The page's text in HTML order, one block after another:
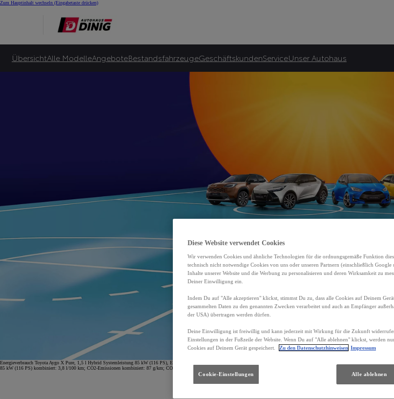
Zum Hauptinhalt wechseln (Eingabetaste drücken)
ÜbersichtAlle ModelleAngeboteBestandsfahrzeugeGeschäftskundenServiceUnser Autohaus
Viele Toyota Hybrid-Leasingangebote für Privatkunden ab 145 €¹⁰ monatlicher Leasingrate.
Energieverbrauch Toyota Aygo X Pure, 1,5 l Hybrid Systemleistung 85 kW (116 PS), Energieverbrauch (kombiniert) 3,7 l/100 km; CO2-Emissionen (kombiniert) 85 g/km; CO2-Klasse B.
85 kW (116 PS) kombiniert: 3,8 l/100 km; CO2-Emissionen kombiniert: 87 g/km; CO2-Klasse B.
Diese Website verwendet Cookies
Wir verwenden Cookies und ähnliche Technologien für die ordnungsgemäße Funktion
technisch nicht notwendige Cookies von uns oder unseren Partnern (einschließlich
Inhalte unserer Website und die Werbung zu personalisieren und deren Wirksamkeit zu
Deiner Einwilligung ein.
Indem Du auf "Alle akzeptieren" klickst, stimmst Du zu, dass alle Cookies auf Deinem
gesammelten Daten zu den genannten Zwecken verarbeitet und auch an Empfänger
der USA) übertragen werden dürfen.
Deine Einwilligung ist freiwillig und kann jederzeit mit Wirkung für die Zukunft
Einstellungen in der Fußzeile der Website. Wenn Du auf "Alle ablehnen" klickst, werden
Cookies auf Deinem Gerät gespeichert.
Zu den Datenschutzhinweisen Impressum
Cookie-Einstellungen Alle ablehnen